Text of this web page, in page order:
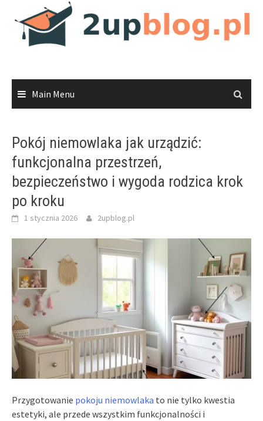
content
Main Menu
Pokój niemowlaka jak urządzić:
funkcjonalna przestrzeń,
bezpieczeństwo i wygoda rodzica krok
po kroku
1 stycznia 2026 2upblog.pl
Przygotowanie pokoju niemowlaka to nie tylko kwestia
estetyki, ale przede wszystkim funkcjonalności i